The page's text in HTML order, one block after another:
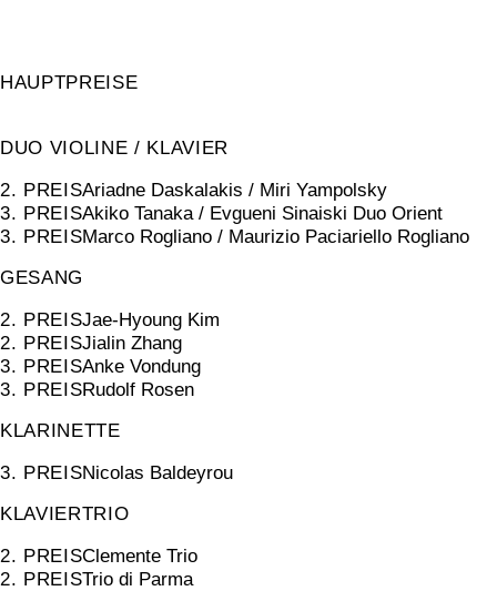
HAUPTPREISE
DUO VIOLINE / KLAVIER
2. PREISAriadne Daskalakis / Miri Yampolsky
3. PREISAkiko Tanaka / Evgueni Sinaiski Duo Orient
3. PREISMarco Rogliano / Maurizio Paciariello Rogliano
GESANG
2. PREISJae-Hyoung Kim
2. PREISJialin Zhang
3. PREISAnke Vondung
3. PREISRudolf Rosen
KLARINETTE
3. PREISNicolas Baldeyrou
KLAVIERTRIO
2. PREISClemente Trio
2. PREISTrio di Parma